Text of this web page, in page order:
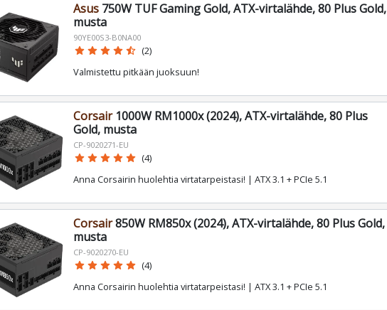
Asus750W TUF Gaming Gold, ATX-virtalähde, 80 Plus Gold,
musta
90YE00S3-B0NA00
star star star star star_half (2)
Valmistettu pitkään juoksuun!
Corsair1000W RM1000x (2024), ATX-virtalähde, 80 Plus
Gold, musta
CP-9020271-EU
star star star star star (4)
Anna Corsairin huolehtia virtatarpeistasi! | ATX 3.1 + PCIe 5.1
Corsair850W RM850x (2024), ATX-virtalähde, 80 Plus Gold,
musta
CP-9020270-EU
star star star star star (4)
Anna Corsairin huolehtia virtatarpeistasi! | ATX 3.1 + PCIe 5.1